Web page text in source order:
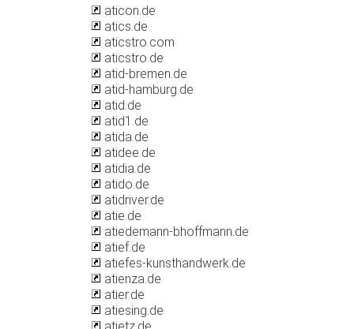
aticon.de
atics.de
aticstro.com
aticstro.de
atid-bremen.de
atid-hamburg.de
atid.de
atid1.de
atida.de
atidee.de
atidia.de
atido.de
atidriver.de
atie.de
atiedemann-bhoffmann.de
atief.de
atiefes-kunsthandwerk.de
atienza.de
atier.de
atiesing.de